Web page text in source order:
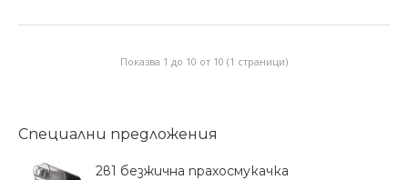
Показва 1 до 10 от 10 (1 страници)
Специални предложения
2в1 безжична прахосмукачка